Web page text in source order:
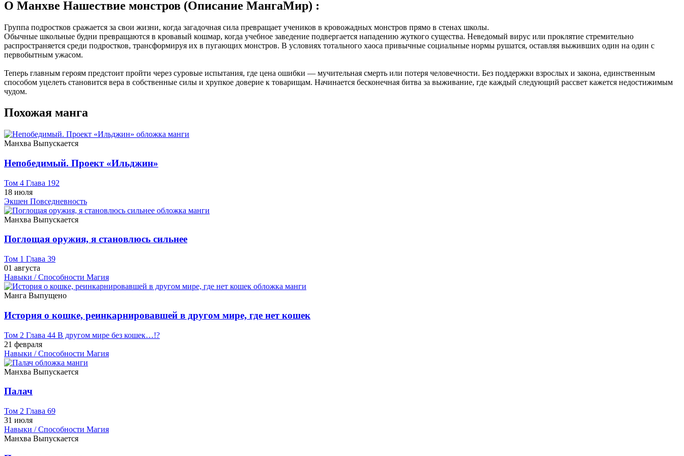
О Манхве Нашествие монстров (Описание МангаМир) :
Группа подростков сражается за свои жизни, когда загадочная сила превращает учеников в кровожадных монстров прямо в стенах школы.
Обычные школьные будни превращаются в кровавый кошмар, когда учебное заведение подвергается нападению жуткого существа. Неведомый вирус или проклятие стремительно
распространяется среди подростков, трансформируя их в пугающих монстров. В условиях тотального хаоса привычные социальные нормы рушатся, оставляя выживших один на один с
первобытным ужасом.
Теперь главным героям предстоит пройти через суровые испытания, где цена ошибки — мучительная смерть или потеря человечности. Без поддержки взрослых и закона, единственным
способом уцелеть становится вера в собственные силы и хрупкое доверие к товарищам. Начинается бесконечная битва за выживание, где каждый следующий рассвет кажется недостижимым
чудом.
Похожая манга
Манхва Выпускается
Непобедимый. Проект «‎Ильджин»
Том 4 Глава 192
18 июля
Экшен Повседневность
Манхва Выпускается
Поглощая оружия, я становлюсь сильнее
Том 1 Глава 39
01 августа
Навыки / Способности Магия
Манга Выпущено
История о кошке, реинкарнировавшей в другом мире, где нет кошек
Том 2 Глава 44 В другом мире без кошек…!?
21 февраля
Навыки / Способности Магия
Манхва Выпускается
Палач
Том 2 Глава 69
31 июля
Навыки / Способности Магия
Манхва Выпускается